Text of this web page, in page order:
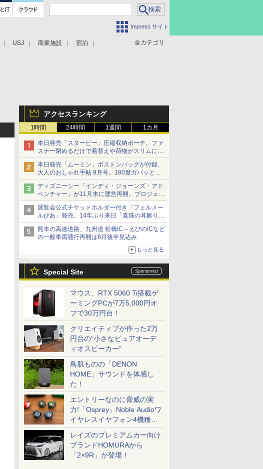
Impress サイト
全カテゴリ
USJ 商業施設 宿泊
アクセスランキング
1時間 24時間 1週間 1カ月
本日発売「スヌーピー」圧縮収納ポーチ。ファ
スナー閉めるだけで着替えや荷物がスリムにま
とまる
本日発売「ムーミン」ボストンバッグが付録、
大人のおしゃれ手帖 9月号。180度ガバッと開
いて大容量
ディズニーシー「インディ・ジョーンズ・アド
ベンチャー」が11月末に運営再開。プロジェク
ションマッピングを追加、DPAは1500円
展覧会公式チケットホルダー付き「フェルメー
ルぴあ」発売。14年ぶり来日「真珠の耳飾りの
少女」ほか37作品のガイド
熊本の高速道路、九州道 松橋IC～えびのICなど
の一般車両通行再開は8月後半見込み
もっと見る
Special Site
マウス、RTX 5060 Ti搭載ゲ
ーミングPCが7万5,000円オ
フで30万円台！
クリエイティブが作った2万
円台の“小さなピュアオーデ
ィオスピーカー”
鳥肌ものの「DENON
HOME」サウンドを体感し
た！
エントリーなのに脅威の実
力!「Osprey」Noble Audioワ
イヤレスイヤフォン4機種を
一気に聴く
レイズのプレミアムカー向け
ブランドHOMURAから
「2×9R」が登場！